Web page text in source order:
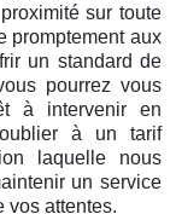
sur toute
promptement aux
un standard de
pourrez vous
à intervenir en
à un tarif
laquelle nous
un service
vos attentes.